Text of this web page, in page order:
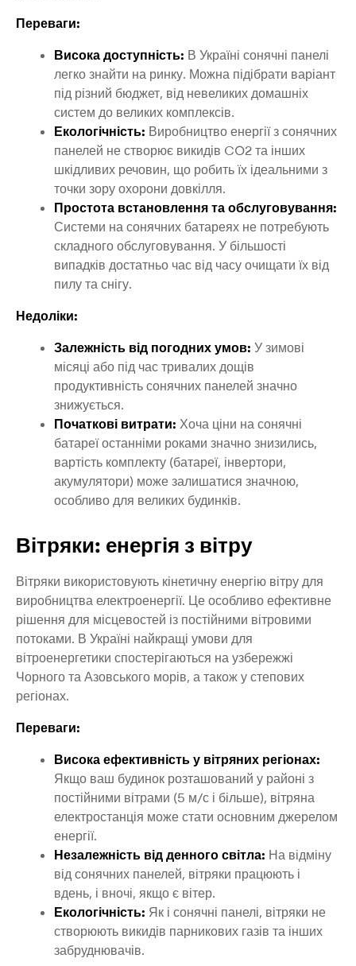
Переваги:
Висока доступність: В Україні сонячні панелі
легко знайти на ринку. Можна підібрати варіант
під різний бюджет, від невеликих домашніх
систем до великих комплексів.
Екологічність: Виробництво енергії з сонячних
панелей не створює викидів CO2 та інших
шкідливих речовин, що робить їх ідеальними з
точки зору охорони довкілля.
Простота встановлення та обслуговування:
Системи на сонячних батареях не потребують
складного обслуговування. У більшості
випадків достатньо час від часу очищати їх від
пилу та снігу.
Недоліки:
Залежність від погодних умов: У зимові
місяці або під час тривалих дощів
продуктивність сонячних панелей значно
знижується.
Початкові витрати: Хоча ціни на сонячні
батареї останніми роками значно знизились,
вартість комплекту (батареї, інвертори,
акумулятори) може залишатися значною,
особливо для великих будинків.
Вітряки: енергія з вітру
Вітряки використовують кінетичну енергію вітру для
виробництва електроенергії. Це особливо ефективне
рішення для місцевостей із постійними вітровими
потоками. В Україні найкращі умови для
вітроенергетики спостерігаються на узбережжі
Чорного та Азовського морів, а також у степових
регіонах.
Переваги:
Висока ефективність у вітряних регіонах:
Якщо ваш будинок розташований у районі з
постійними вітрами (5 м/с і більше), вітряна
електростанція може стати основним джерелом
енергії.
Незалежність від денного світла: На відміну
від сонячних панелей, вітряки працюють і
вдень, і вночі, якщо є вітер.
Екологічність: Як і сонячні панелі, вітряки не
створюють викидів парникових газів та інших
забруднювачів.